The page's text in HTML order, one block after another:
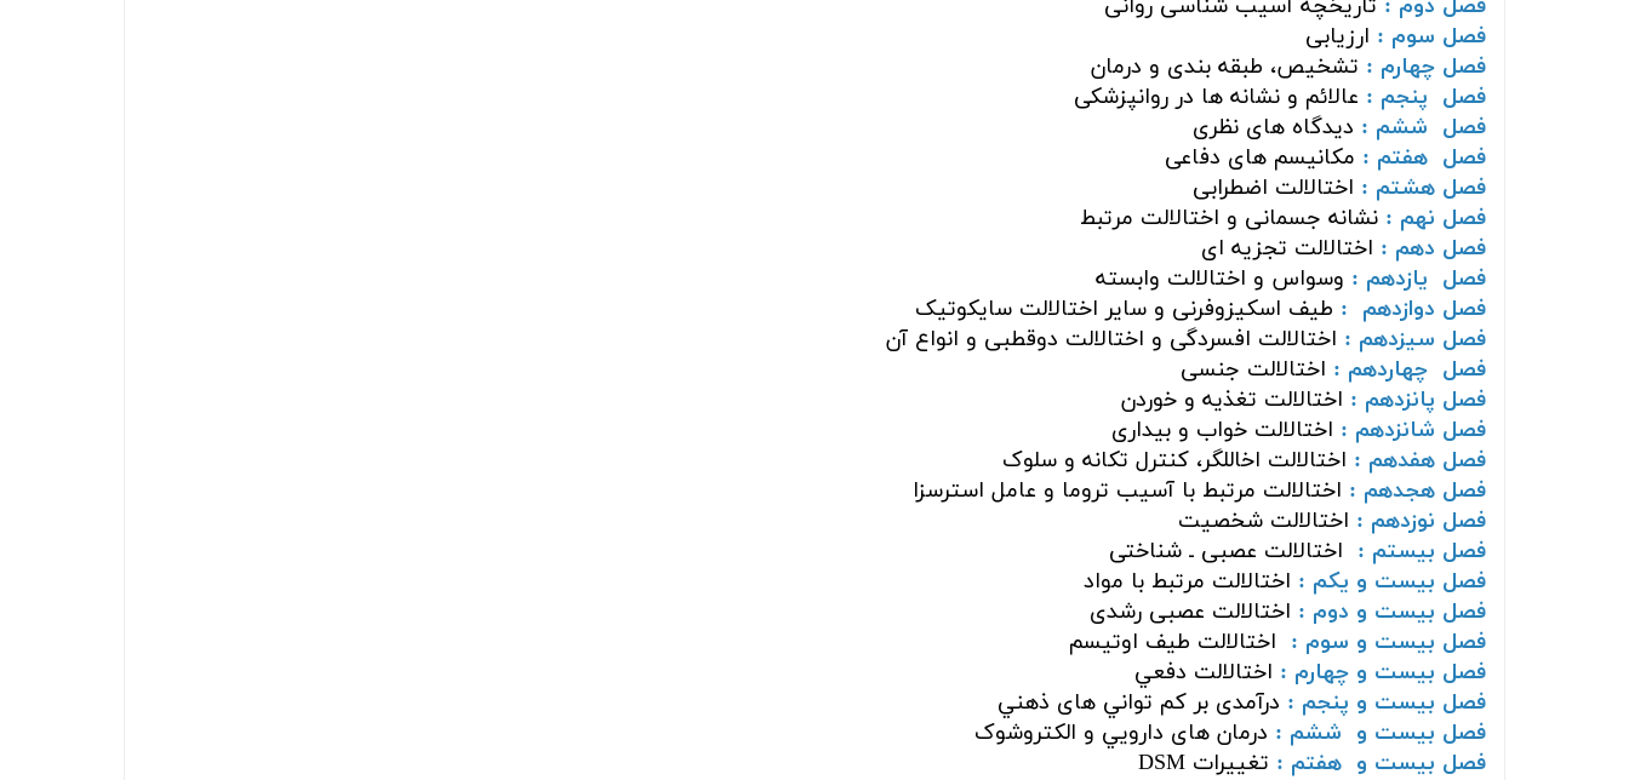
فصل دوم : تاريخچه آسيب شناسی روانی
فصل سوم : ارزيابی
فصل چهارم : تشخيص، طبقه بندی و درمان
فصل پنجم : عالائم و نشانه ها در روانپزشکی
فصل ششم : ديدگاه های نظری
فصل هفتم : مکانيسم های دفاعی
فصل هشتم : اختالالت اضطرابی
فصل نهم : نشانه جسمانی و اختالالت مرتبط
فصل دهم : اختالالت تجزيه ای
فصل یازدهم : وسواس و اختالالت وابسته
فصل دوازدهم : طيف اسکيزوفرنی و ساير اختالالت سايکوتيک
فصل سیزدهم : اختالالت افسردگی و اختالالت دوقطبی و انواع آن
فصل چهاردهم : اختالالت جنسی
فصل پانزدهم : اختالالت تغذيه و خوردن
فصل شانزدهم : اختالالت خواب و بيداری
فصل هفدهم : اختالالت اخاللگر، کنترل تکانه و سلوک
فصل هجدهم : اختالالت مرتبط با آسيب تروما و عامل استرسزا
فصل نوزدهم : اختالالت شخصيت
فصل بیستم : اختالالت عصبی ـ شناختی
فصل بیست و یکم : اختالالت مرتبط با مواد
فصل بیست و دوم : اختالالت عصبی رشدی
فصل بیست و سوم : اختالالت طيف اوتيسم
فصل بیست و چهارم : اختالالت دفعي
فصل بیست و پنجم : درآمدی بر کم تواني های ذهني
فصل بیست و ششم : درمان های دارويي و الکتروشوک
فصل بیست و هفتم : تغييرات DSM